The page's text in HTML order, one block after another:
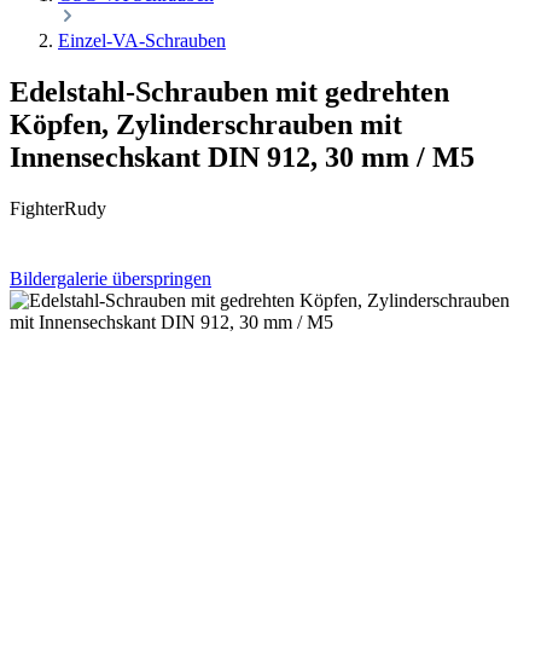
Einzel-VA-Schrauben
Edelstahl-Schrauben mit gedrehten
Köpfen, Zylinderschrauben mit
Innensechskant DIN 912, 30 mm / M5
FighterRudy
Bildergalerie überspringen